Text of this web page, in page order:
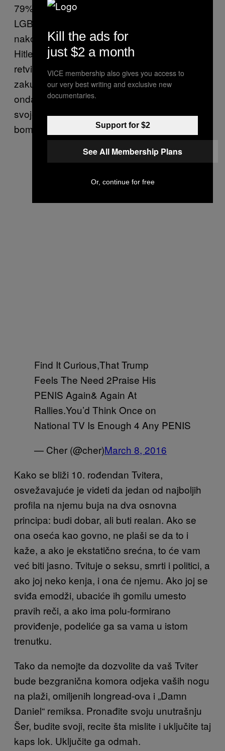
79% DT PRISTALICE ŽELE ZABRANU
LGBT“
nakon što je aploudovala članak o uzdizanju
Hitlera. I dok bi neke slavne ličnosti suptilno
retvitovale anti-imigrantski članak, Šer
zakucava svoje teme na vrata interneta i
onda se vrti na svojoj peti bacajući prašinu na
svoje hejtere. Ako je Tviter bazen, Šer skače
bombe sa najviše skakaonice.
Find It Curious,That Trump
Feels The Need 2Praise His
PENIS Again& Again At
Rallies.You’d Think Once on
National TV Is Enough 4 Any PENIS
— Cher (@cher)March 8, 2016
Kako se bliži 10. rođendan Tvitera,
osvežavajuće je videti da jedan od najboljih
profila na njemu buja na dva osnovna
principa: budi dobar, ali buti realan. Ako se
ona oseća kao govno, ne plaši se da to i
kaže, a ako je ekstatično srećna, to će vam
već biti jasno. Tvituje o seksu, smrti i politici, a
ako joj neko kenja, i ona će njemu. Ako joj se
sviđa emodži, ubaciće ih gomilu umesto
pravih reči, a ako ima polu-formirano
proviđenje, podeliće ga sa vama u istom
trenutku.
Tako da nemojte da dozvolite da vaš Tviter
bude bezgranična komora odjeka vaših nogu
na plaži, omiljenih longread-ova i „Damn
Daniel“ remiksa. Pronađite svoju unutrašnju
Šer, budite svoji, recite šta mislite i uključite taj
kaps lok. Uključite ga odmah.
Kill the ads for
just $2 a month
VICE membership also gives you access to
our very best writing and exclusive new
documentaries.
Support for $2
See All Membership Plans
Or, continue for free